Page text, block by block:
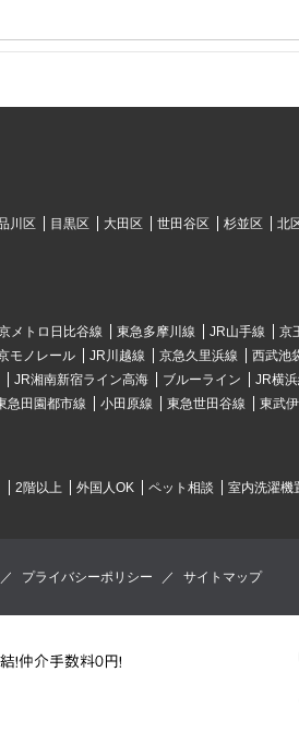
川区 目黒区 大田区 世田谷区 杉並区 北
メトロ日比谷線 東急多摩川線 JR山手線 京
モノレール
JR川越線 京急久里浜線 西武池
JR湘南新宿ライン高海
ブルーライン JR横
急田園都市線
小田原線 東急世田谷線 東武
2階以上 外国人OK ペット相談 室内洗濯機
／ プライバシーポリシー ／ サイトマップ